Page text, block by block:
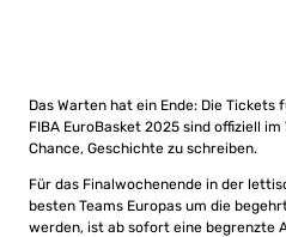
Das Warten hat ein Ende: Die
FIBA EuroBasket 2025 sind offiziell
Chance, Geschichte zu schreiben.
Für das Finalwochenende in der
besten Teams Europas um die
werden, ist ab sofort eine begrenzte